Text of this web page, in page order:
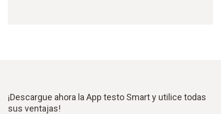
¡Descargue ahora la App testo Smart y utilice todas
sus ventajas!